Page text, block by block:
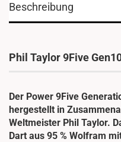
Beschreibung
Phil Taylor 9Five
Der Power 9Five
hergestellt in
Weltmeister Phil Taylor.
Dart aus 95 % Wolfram